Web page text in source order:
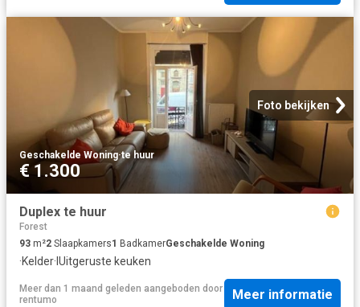
Foto bekijken
Geschakelde Woning·te huur
€ 1.300
Duplex te huur
Forest
93 m²2 Slaapkamers1 BadkamerGeschakelde Woning
·Kelder· IUitgeruste keuken
Meer dan 1 maand geleden aangeboden door
rentumo
Meer informatie